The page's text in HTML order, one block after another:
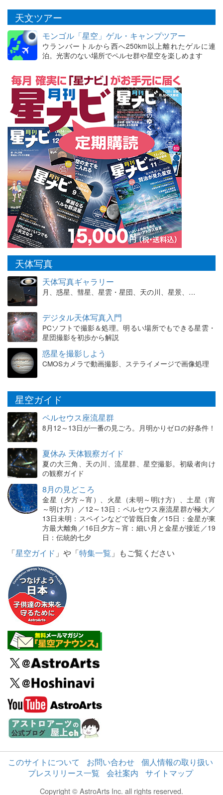
天文ツアー
モンゴル「星空」ゲル・キャンプツアー
ウランバートルから西へ250km以上離れたゲルに連
泊。光害のない場所でペルセ群や星空を楽しめます
天体写真
天体写真ギャラリー
月、惑星、彗星、星雲・星団、天の川、星景、…
デジタル天体写真入門
PCソフトで撮影＆処理。明るい場所でもできる星雲・
星団撮影を初歩から解説
惑星を撮影しよう
CMOSカメラで動画撮影、ステライメージで画像処理
星空ガイド
ペルセウス座流星群
8月12～13日が一番の見ごろ。月明かりゼロの好条件！
夏休み 天体観察ガイド
夏の大三角、天の川、流星群、星空撮影。初級者向け
の観察ガイド
8月の見どころ
金星（夕方～宵）、火星（未明～明け方）、土星（宵
～明け方）／12～13日：ペルセウス座流星群が極大／
13日未明：スペインなどで皆既日食／15日：金星が東
方最大離角／16日夕方～宵：細い月と金星が接近／19
日：伝統的七夕
「星空ガイド 」や「特集一覧 」もご覧ください
このサイトについて お問い合わせ
個人情報の取り扱い
プレスリリース一覧
会社案内 サイトマップ
Copyright © AstroArts Inc. all rights reserved.